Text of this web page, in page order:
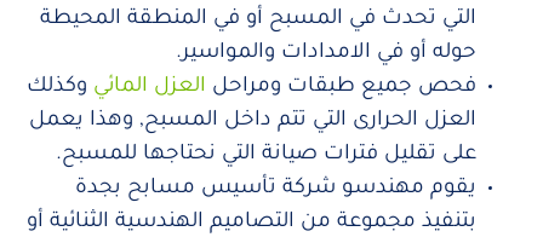
التي تحدث في المسبح أو في المنطقة المحيطة
حوله أو في الامدادات والمواسير.
فحص جميع طبقات ومراحل العزل المائي وكذلك
العزل الحرارى التي تتم داخل المسبح, وهذا يعمل
على تقليل فترات صيانة التي نحتاجها للمسبح.
يقوم مهندسو شركة تأسيس مسابح بجدة
بتنفيذ مجموعة من التصاميم الهندسية الثنائية أو